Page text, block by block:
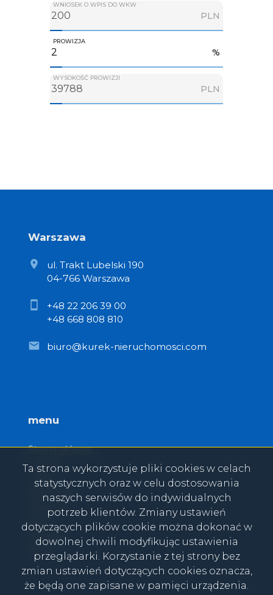
WNIOSEK O WPIS DO WKW
PLN
PROWIZJA
%
WYSOKOŚĆ PROWIZJI
PLN
Warszawa
ul. Trakt Lubelski 190
04-766 Warszawa
+48 22 206 39 00
+48 668 808 810
biuro@kurek-nieruchomosci.com
menu
Strona główna
O firmie
Oferty
Zgłoszenia
Ulubione
Blog
Kontakt
Rodo
Ta strona wykorzystuje pliki cookies w celach
statystycznych oraz w celu dostosowania
naszych serwisów do indywidualnych
potrzeb klientów. Zmiany ustawień
dotyczących plików cookie można dokonać w
dowolnej chwili modyfikując ustawienia
przeglądarki. Korzystanie z tej strony bez
zmian ustawień dotyczących cookies oznacza,
że będą one zapisane w pamięci urządzenia.